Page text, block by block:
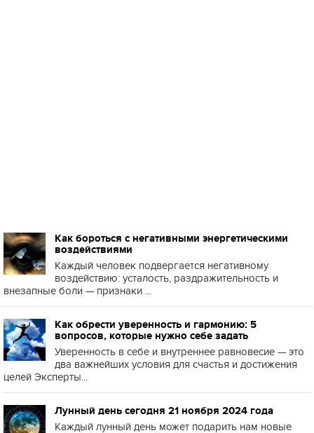
Как бороться с негативными энергетическими
воздействиями
Каждый человек подвергается негативному
воздействию: усталость, раздражительность и
внезапные боли — признаки ...
Как обрести уверенность и гармонию: 5
вопросов, которые нужно себе задать
Уверенность в себе и внутреннее равновесие — это
два важнейших условия для счастья и достижения
целей Эксперты...
Лунный день сегодня 21 ноября 2024 года
Каждый лунный день может подарить нам новые